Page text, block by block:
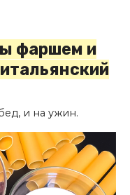
фаршем и
и на ужин.